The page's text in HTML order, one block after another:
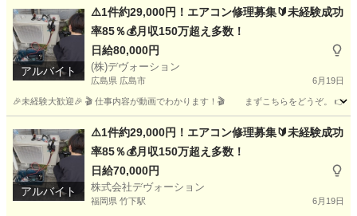
北千住駅 清掃
アルバイト
⚠️1件約29,000円！エアコン修理募集🔰未経験成功
率85％💰月収150万超え多数！
日給80,000円
(株)デヴォーション
広島県 広島市 6月19日
🎉未経験大歓迎🎉 🎬 仕事内容が動画でわかります！🎬 まずこちらをどうぞ。 👉
軽作業 スタッフ
アルバイト
⚠️1件約29,000円！エアコン修理募集🔰未経験成功
率85％💰月収150万超え多数！
日給70,000円
株式会社デヴォーション
福岡県 竹下駅 6月19日